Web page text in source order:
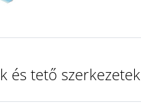
és tető szerkezetek